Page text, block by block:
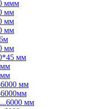
ммм
мм
мм
мм
мм
мм
мм
мм
мм
мм